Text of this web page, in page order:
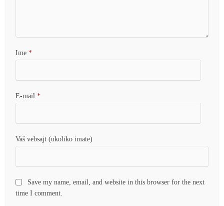
Ime*
E-mail*
Vaš vebsajt (ukoliko imate)
Save my name, email, and website in this browser for the next
time I comment.